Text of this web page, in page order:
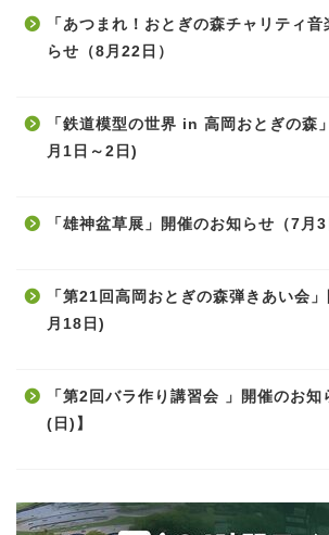
「あつまれ！おとぎの森チャリティ
らせ（8月22日）
「鉄道模型の世界 in 高岡おとぎの森
月1日～2日)
「雄神盆草展」開催のお知らせ（7月3
「第21回高岡おとぎの森弾きあい会
月18日)
「第2回バラ作り講習会 」開催のお知
(日)】